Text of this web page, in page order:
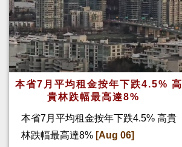
本省7月平均租金按年下跌4.5% 高
貴林跌幅最高達8%
本省7月平均租金按年下跌4.5% 高貴
林跌幅最高達8% [Aug 06]